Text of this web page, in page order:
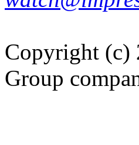
Copyright (c)
Group